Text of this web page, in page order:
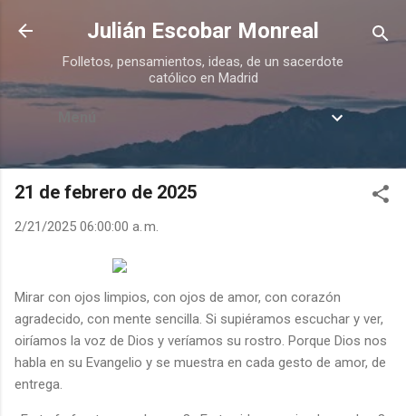
Ir al contenido principal
Julián Escobar Monreal
Folletos, pensamientos, ideas, de un sacerdote
católico en Madrid
Menú
21 de febrero de 2025
2/21/2025 06:00:00 a. m.
Mirar con ojos limpios, con ojos de amor, con corazón
agradecido, con mente sencilla. Si supiéramos escuchar y ver,
oiríamos la voz de Dios y veríamos su rostro. Porque Dios nos
habla en su Evangelio y se muestra en cada gesto de amor, de
entrega.